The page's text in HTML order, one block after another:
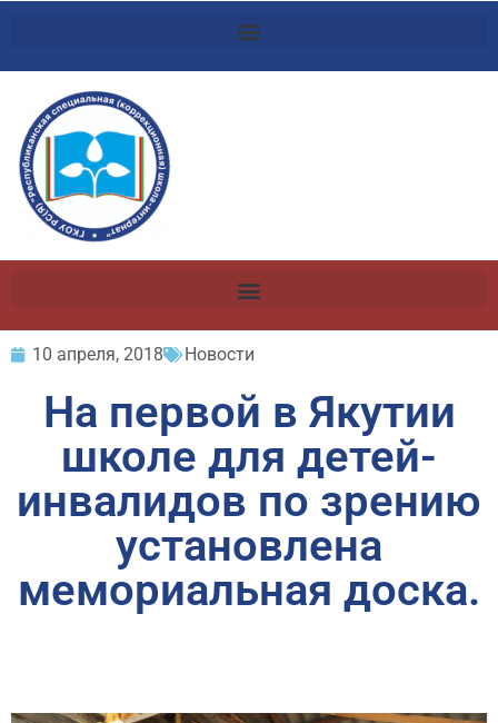
10 апреля, 2018 Новости
На первой в Якутии
школе для детей-
инвалидов по зрению
установлена
мемориальная доска.